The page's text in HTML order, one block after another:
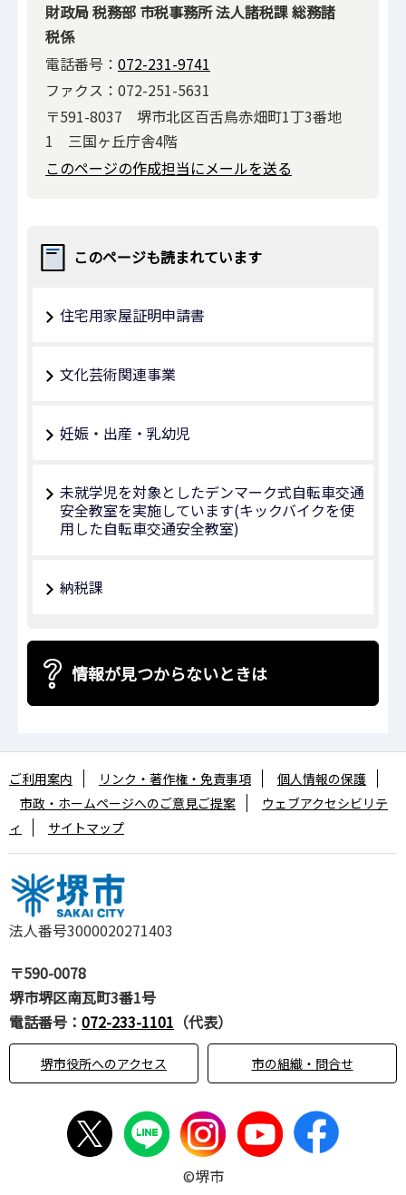
財政局 税務部 市税事務所 法人諸税課 総務諸
税係
電話番号： 072-231-9741
ファクス：072-251-5631
〒591-8037 堺市北区百舌鳥赤畑町1丁3番地
1 三国ヶ丘庁舎4階
このページの作成担当にメールを送る
このページも読まれています
住宅用家屋証明申請書
文化芸術関連事業
妊娠・出産・乳幼児
未就学児を対象としたデンマーク式自転車交通
安全教室を実施しています(キックバイクを使
用した自転車交通安全教室)
納税課
情報が見つからないときは
法人番号3000020271403
〒590-0078
堺市堺区南瓦町3番1号
電話番号： 072-233-1101 （代表）
堺市役所へのアクセス 市の組織・問合せ
ご利用案内 リンク・著作権・免責事項
個人情報の保護
市政・ホームページへのご意見ご提案
ウェブアクセシビリテ
ィ
サイトマップ
©堺市